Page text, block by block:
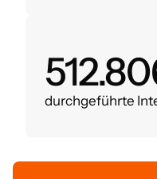
durchgeführte